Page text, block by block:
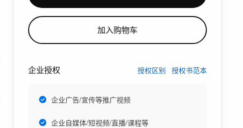
加入购物车
企业授权 授权区别 授权书范本
企业广告/宣传等推广视频
企业自媒体/短视频/直播/课程等